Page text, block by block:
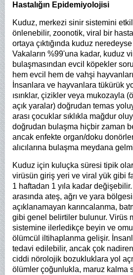
Hastalığın Epidemiyolojisi
Kuduz, merkezi sinir sistemini
önlenebilir, zoonotik, viral bir
ortaya çıktığında kuduz
Vakaların %99'una kadar, kuduz
bulaşmasından evcil köpekler
hem evcil hem de vahşi
İnsanlara ve hayvanlara tükürük
ısırıklar, çizikler veya mukozayla
açık yaralar) doğrudan temas
arası çocuklar sıklıkla mağdur
doğrudan bulaşma hiçbir zaman
ancak enfekte organ/doku
alıcılarına bulaşma meydana
Kuduz için kuluçka süresi tipik
virüsün giriş yeri ve viral yük gibi
1 haftadan 1 yıla kadar
arasında ateş, ağrı ve yara
açıklanamayan karıncalanma,
gibi genel belirtiler bulunur. Virüs
sistemine ilerledikçe beyin ve
ölümcül iltihaplanma gelişir.
tedavi edilebilir, ancak çok
ciddi nörolojik bozukluklara yol
ölümler çoğunlukla, maruz kalma